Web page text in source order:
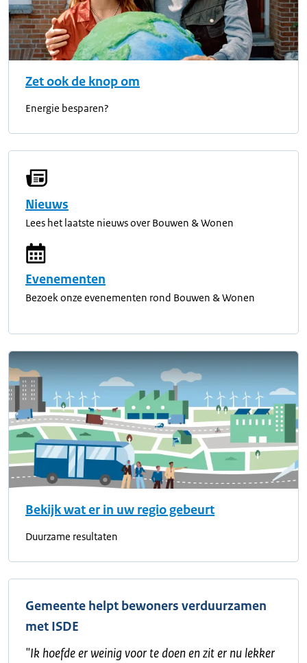
Zet ook de knop om
Energie besparen?
Nieuws
Lees het laatste nieuws over Bouwen & Wonen
Evenementen
Bezoek onze evenementen rond Bouwen & Wonen
Bekijk wat er in uw regio gebeurt
Duurzame resultaten
Gemeente helpt bewoners verduurzamen
met ISDE
"Ik hoefde er weinig voor te doen en zit er nu lekker